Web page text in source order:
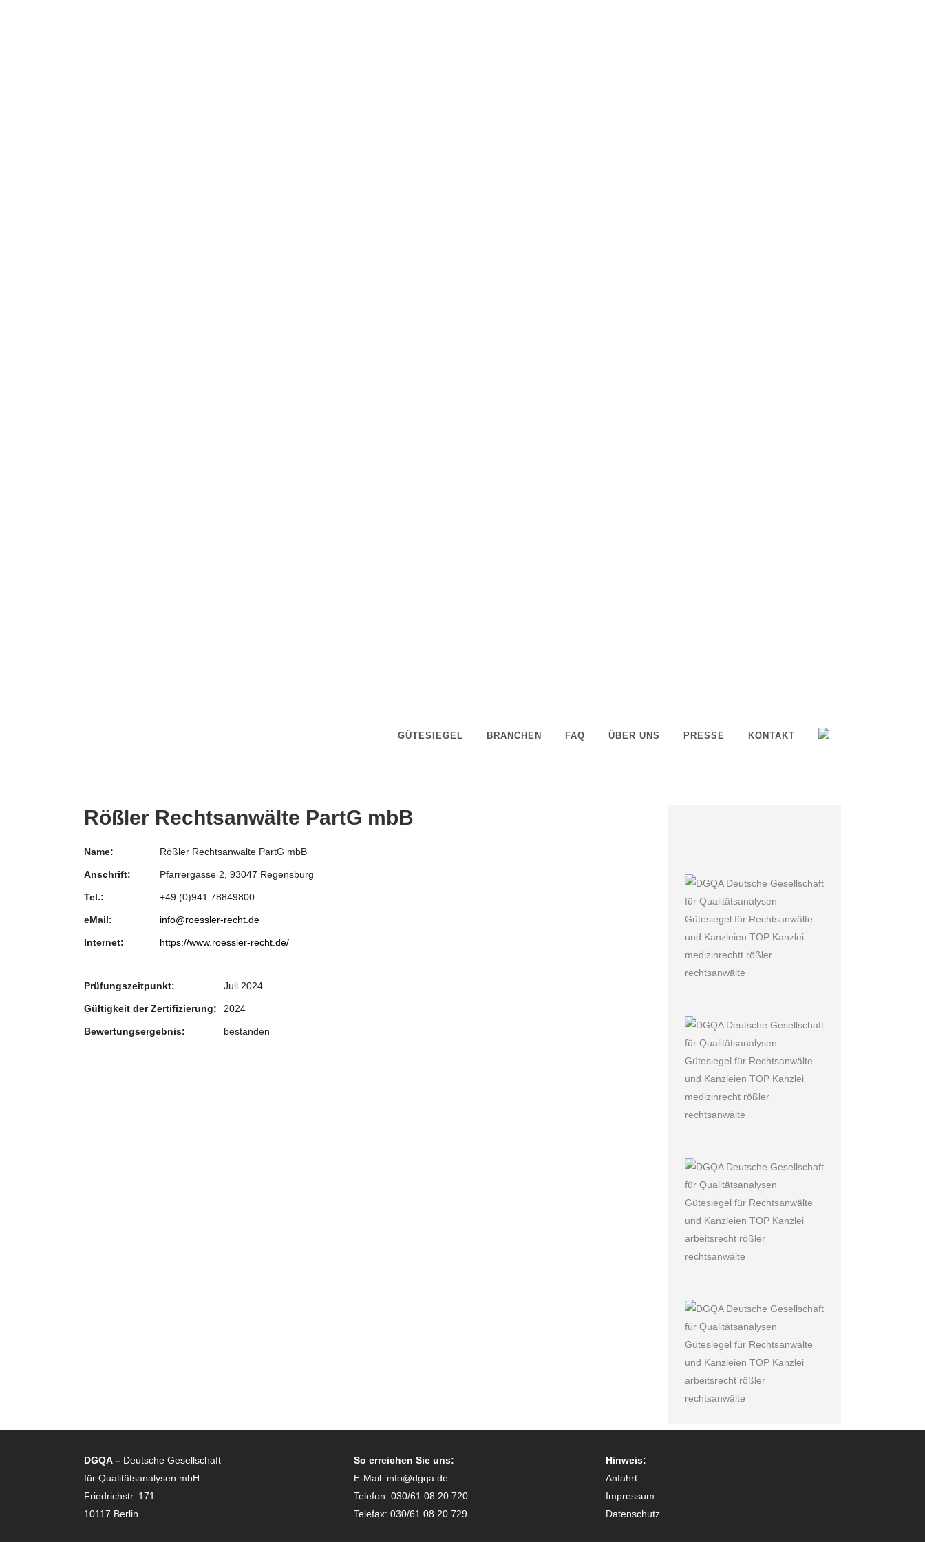
GÜTESIEGEL BRANCHEN FAQ ÜBER UNS PRESSE KONTAKT
Rößler Rechtsanwälte PartG mbB
Name: Rößler Rechtsanwälte PartG mbB
Anschrift: Pfarrergasse 2, 93047 Regensburg
Tel.: +49 (0)941 78849800
eMail: info@roessler-recht.de
Internet: https://www.roessler-recht.de/
Prüfungszeitpunkt: Juli 2024
Gültigkeit der Zertifizierung: 2024
Bewertungsergebnis: bestanden
DGQA – Deutsche Gesellschaft
für Qualitätsanalysen mbH
Friedrichstr. 171
10117 Berlin
So erreichen Sie uns:
E-Mail: info@dgqa.de
Telefon: 030/61 08 20 720
Telefax: 030/61 08 20 729
Hinweis:
Anfahrt
Impressum
Datenschutz